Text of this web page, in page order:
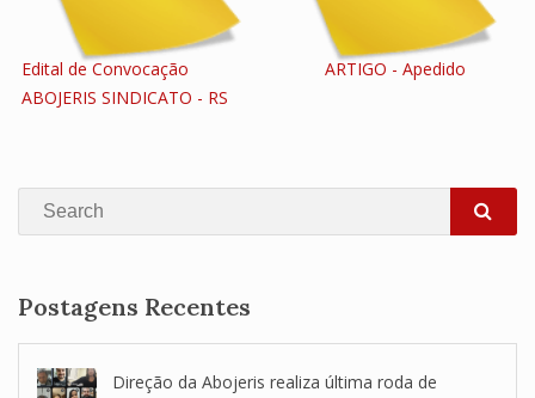
Edital de Convocação
ABOJERIS SINDICATO - RS
ARTIGO - Apedido
Search
Postagens Recentes
Direção da Abojeris realiza última roda de